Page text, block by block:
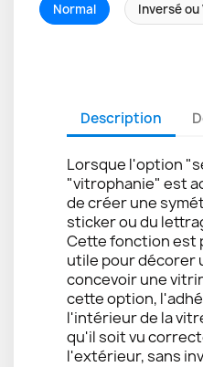
Normal
Inversé
Description
Lorsque l'option
"vitrophanie" est
de créer une
sticker ou du
Cette fonction est
utile pour décorer
concevoir une
cette option,
l'intérieur de la
qu'il soit vu
l'extérieur, sans